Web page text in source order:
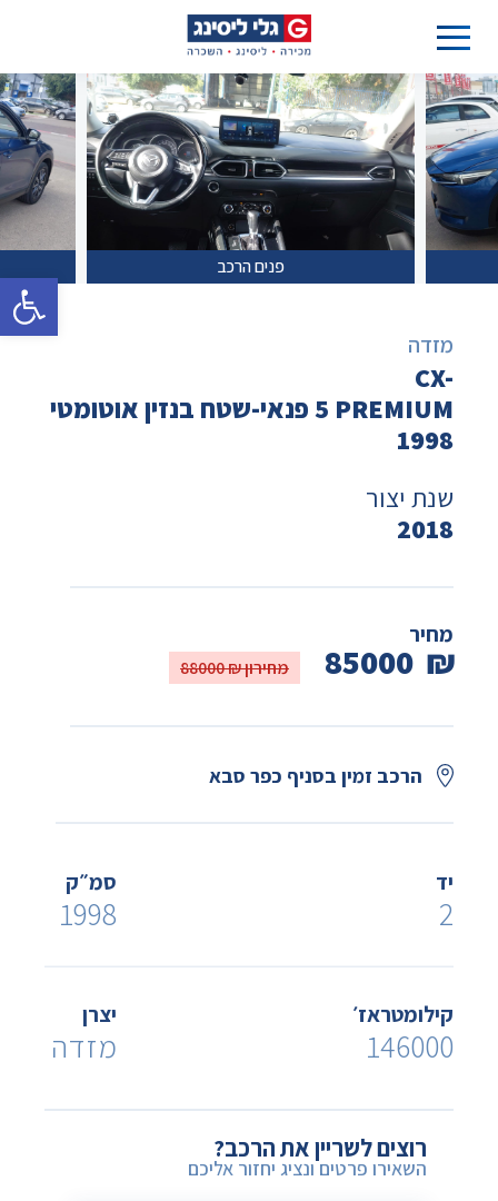
פתח
מזדה
CX-
5 PREMIUM פנאי-שטח בנזין אוטומטי
1998
שנת יצור
2018
מחיר
₪ מחירון ₪ 88000
הרכב זמין בסניף כפר סבא
יד
2
סמ״ק
1998
קילומטראז׳
146000
יצרן
מזדה
פנים הרכב
רוצים לשריין את הרכב?
השאירו פרטים ונציג יחזור אליכם